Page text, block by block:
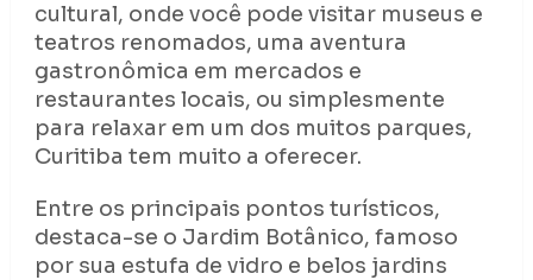
cultural, onde você pode visitar museus e
teatros renomados, uma aventura
gastronômica em mercados e
restaurantes locais, ou simplesmente
para relaxar em um dos muitos parques,
Curitiba tem muito a oferecer.
Entre os principais pontos turísticos,
destaca-se o Jardim Botânico, famoso
por sua estufa de vidro e belos jardins